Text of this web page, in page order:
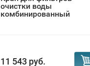
очистки воды
комбинированный
11 543 руб.